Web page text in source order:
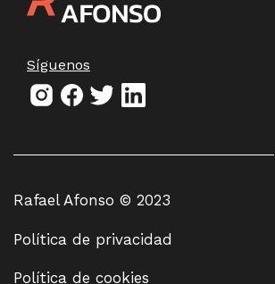
Síguenos
Rafael Afonso © 2023
Política de privacidad
Política de cookies